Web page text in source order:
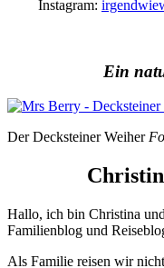
Instagram:
Ein
Der Decksteiner Weiher
Hallo, ich bin Christina
Familienblog und
Als Familie reisen wir